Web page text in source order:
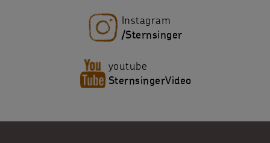
Instagram
/Sternsinger
youtube
SternsingerVideo